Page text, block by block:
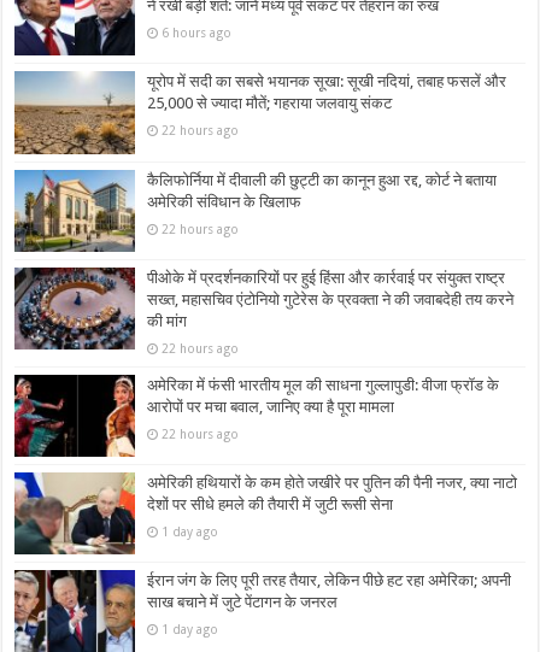
ने रखी बड़ी शर्त: जानें मध्य पूर्व संकट पर तेहरान का रुख
6 hours ago
यूरोप में सदी का सबसे भयानक सूखा: सूखी नदियां, तबाह फसलें और
25,000 से ज्यादा मौतें; गहराया जलवायु संकट
22 hours ago
कैलिफोर्निया में दीवाली की छुट्टी का कानून हुआ रद्द, कोर्ट ने बताया
अमेरिकी संविधान के खिलाफ
22 hours ago
पीओके में प्रदर्शनकारियों पर हुई हिंसा और कार्रवाई पर संयुक्त राष्ट्र
सख्त, महासचिव एंटोनियो गुटेरेस के प्रवक्ता ने की जवाबदेही तय करने
की मांग
22 hours ago
अमेरिका में फंसी भारतीय मूल की साधना गुल्लापुडी: वीजा फ्रॉड के
आरोपों पर मचा बवाल, जानिए क्या है पूरा मामला
22 hours ago
अमेरिकी हथियारों के कम होते जखीरे पर पुतिन की पैनी नजर, क्या नाटो
देशों पर सीधे हमले की तैयारी में जुटी रूसी सेना
1 day ago
ईरान जंग के लिए पूरी तरह तैयार, लेकिन पीछे हट रहा अमेरिका; अपनी
साख बचाने में जुटे पेंटागन के जनरल
1 day ago